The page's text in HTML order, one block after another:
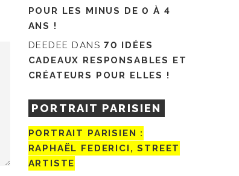
POUR LES MINUS DE 0 À 4
ANS !
DEEDEE DANS 70 IDÉES
CADEAUX RESPONSABLES ET
CRÉATEURS POUR ELLES !
PORTRAIT PARISIEN
PORTRAIT PARISIEN :
RAPHAËL FEDERICI, STREET
ARTISTE